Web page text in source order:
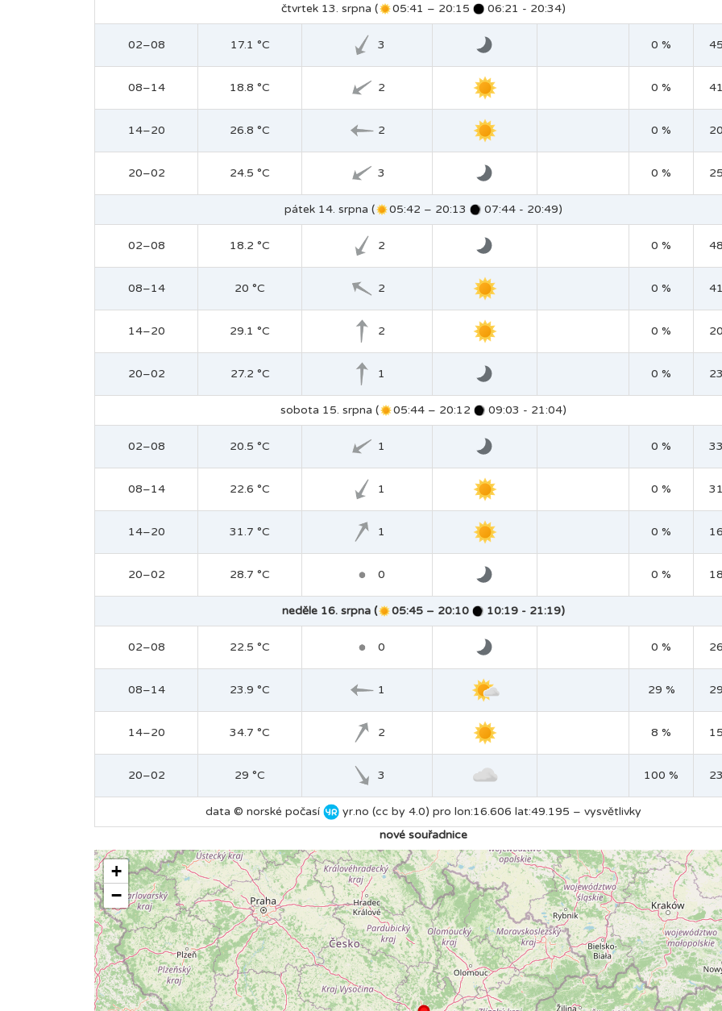
čtvrtek 13. srpna ( 05:41 – 20:15 06:21 - 20:34)
02–08 17.1 °C 3 0 %
08–14 18.8 °C 2 0 %
14–20 26.8 °C 2 0 %
20–02 24.5 °C 3 0 %
pátek 14. srpna ( 05:42 – 20:13 07:44 - 20:49)
02–08 18.2 °C 2 0 %
08–14 20 °C 2 0 %
14–20 29.1 °C 2 0 %
20–02 27.2 °C 1 0 %
sobota 15. srpna ( 05:44 – 20:12 09:03 - 21:04)
02–08 20.5 °C 1 0 %
08–14 22.6 °C 1 0 %
14–20 31.7 °C 1 0 %
20–02 28.7 °C 0 0 %
neděle 16. srpna ( 05:45 – 20:10 10:19 - 21:19)
02–08 22.5 °C 0 0 %
08–14 23.9 °C 1 29 %
14–20 34.7 °C 2 8 %
20–02 29 °C 3 100 %
data © norské počasí yr.no (cc by 4.0) pro lon:16.606 lat:49.195 –vysvětlivky
nové souřadnice
+
−